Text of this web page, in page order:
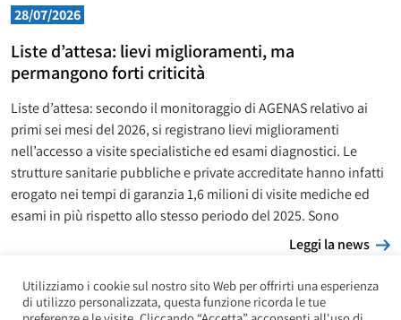
28/07/2026
Liste d’attesa: lievi miglioramenti, ma
permangono forti criticità
Liste d’attesa: secondo il monitoraggio di AGENAS relativo ai
primi sei mesi del 2026, si registrano lievi miglioramenti
nell’accesso a visite specialistiche ed esami diagnostici. Le
strutture sanitarie pubbliche e private accreditate hanno infatti
erogato nei tempi di garanzia 1,6 milioni di visite mediche ed
esami in più rispetto allo stesso periodo del 2025. Sono
Leggi la news
Utilizziamo i cookie sul nostro sito Web per offrirti una esperienza
di utilizzo personalizzata, questa funzione ricorda le tue